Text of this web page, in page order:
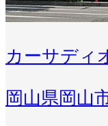
カーサディ
岡山県岡山